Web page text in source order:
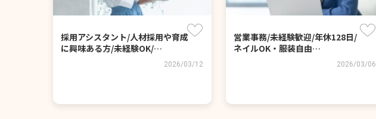
採用アシスタント/人材採用や育成
に興味ある方/未経験OK/…
2026/03/12
営業事務/未経験歓迎/年休128日/
ネイルOK・服装自由…
2026/03/06